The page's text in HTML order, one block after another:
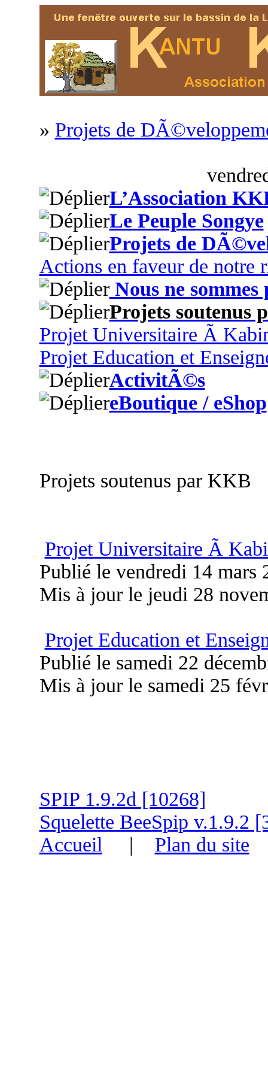
» Projets de
L’Association
Le Peuple Songye
Projets de
Actions en faveur de notre
Nous ne sommes
Projets soutenus
Projet Universitaire Ã
Projet Education et
ActivitÃ©s
eBoutique / eShop
Projets soutenus par KKB
Projet Universitaire Ã
Publié le vendredi 14 mars
Mis à jour le jeudi 28
Projet Education et
Publié le samedi 22
Mis à jour le samedi 25
SPIP 1.9.2d [10268]
Squelette BeeSpip v.1.9.2
Accueil | Plan du site